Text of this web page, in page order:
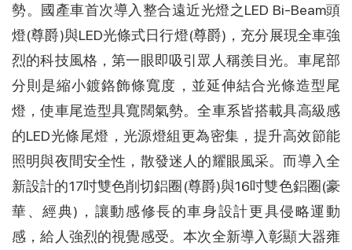
勢。國產車首次導入整合遠近光燈之LED Bi-Beam頭
燈(尊爵)與LED光條式日行燈(尊爵)，充分展現全車強
烈的科技風格，第一眼即吸引眾人稱羨目光。車尾部
分則是縮小鍍鉻飾條寬度，並延伸結合光條造型尾
燈，使車尾造型具寬闊氣勢。全車系皆搭載具高級感
的LED光條尾燈，光源燈組更為密集，提升高效節能
照明與夜間安全性，散發迷人的耀眼風采。而導入全
新設計的17吋雙色削切鋁圈(尊爵)與16吋雙色鋁圈(豪
華、經典)，讓動感修長的車身設計更具侵略運動
感，給人強烈的視覺感受。本次全新導入彰顯大器雍